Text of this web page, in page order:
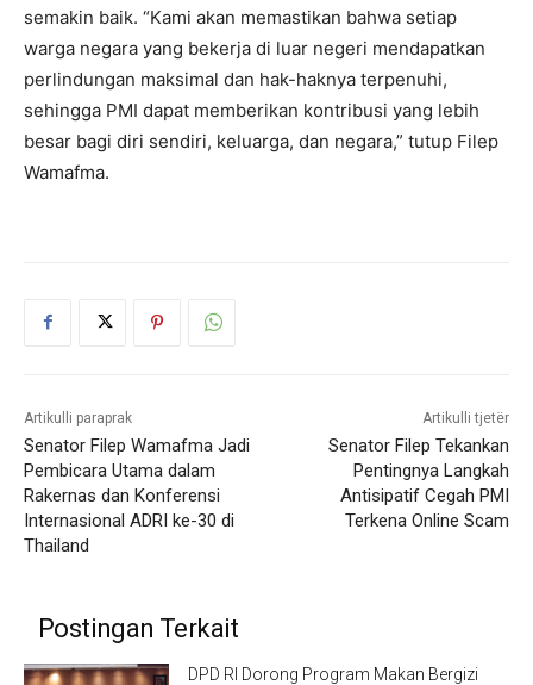
semakin baik. “Kami akan memastikan bahwa setiap
warga negara yang bekerja di luar negeri mendapatkan
perlindungan maksimal dan hak-haknya terpenuhi,
sehingga PMI dapat memberikan kontribusi yang lebih
besar bagi diri sendiri, keluarga, dan negara,” tutup Filep
Wamafma.
Artikulli paraprak
Senator Filep Wamafma Jadi
Pembicara Utama dalam
Rakernas dan Konferensi
Internasional ADRI ke-30 di
Thailand
Artikulli tjetër
Senator Filep Tekankan
Pentingnya Langkah
Antisipatif Cegah PMI
Terkena Online Scam
Postingan Terkait
DPD RI Dorong Program Makan Bergizi